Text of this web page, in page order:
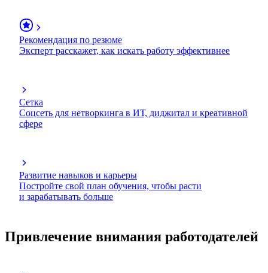
Рекомендация по резюме
Эксперт расскажет, как искать работу эффективнее
Сетка
Соцсеть для нетворкинга в ИТ, диджитал и креативной
сфере
Развитие навыков и карьеры
Постройте свой план обучения, чтобы расти
и зарабатывать больше
Привлечение внимания работодателей